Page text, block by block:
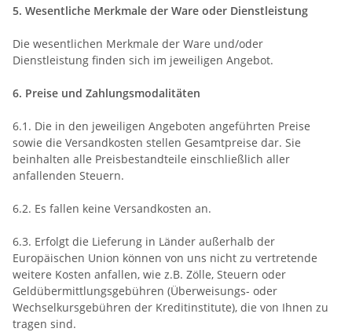
5. Wesentliche Merkmale der Ware oder Dienstleistung
Die wesentlichen Merkmale der Ware und/oder
Dienstleistung finden sich im jeweiligen Angebot.
6. Preise und Zahlungsmodalitäten
6.1. Die in den jeweiligen Angeboten angeführten Preise
sowie die Versandkosten stellen Gesamtpreise dar. Sie
beinhalten alle Preisbestandteile einschließlich aller
anfallenden Steuern.
6.2. Es fallen keine Versandkosten an.
6.3. Erfolgt die Lieferung in Länder außerhalb der
Europäischen Union können von uns nicht zu vertretende
weitere Kosten anfallen, wie z.B. Zölle, Steuern oder
Geldübermittlungsgebühren (Überweisungs- oder
Wechselkursgebühren der Kreditinstitute), die von Ihnen zu
tragen sind.